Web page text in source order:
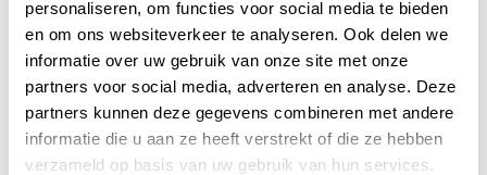
personaliseren, om functies voor social media te bieden
en om ons websiteverkeer te analyseren. Ook delen we
informatie over uw gebruik van onze site met onze
partners voor social media, adverteren en analyse. Deze
partners kunnen deze gegevens combineren met andere
informatie die u aan ze heeft verstrekt of die ze hebben
verzameld op basis van uw gebruik van hun services.
Reviews
0/5 Gemiddelde uit 0 beoordelingen
Er zijn nog geen reviews geschreven over dit product..